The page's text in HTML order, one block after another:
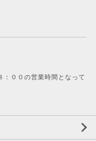
：００の営業時間となって